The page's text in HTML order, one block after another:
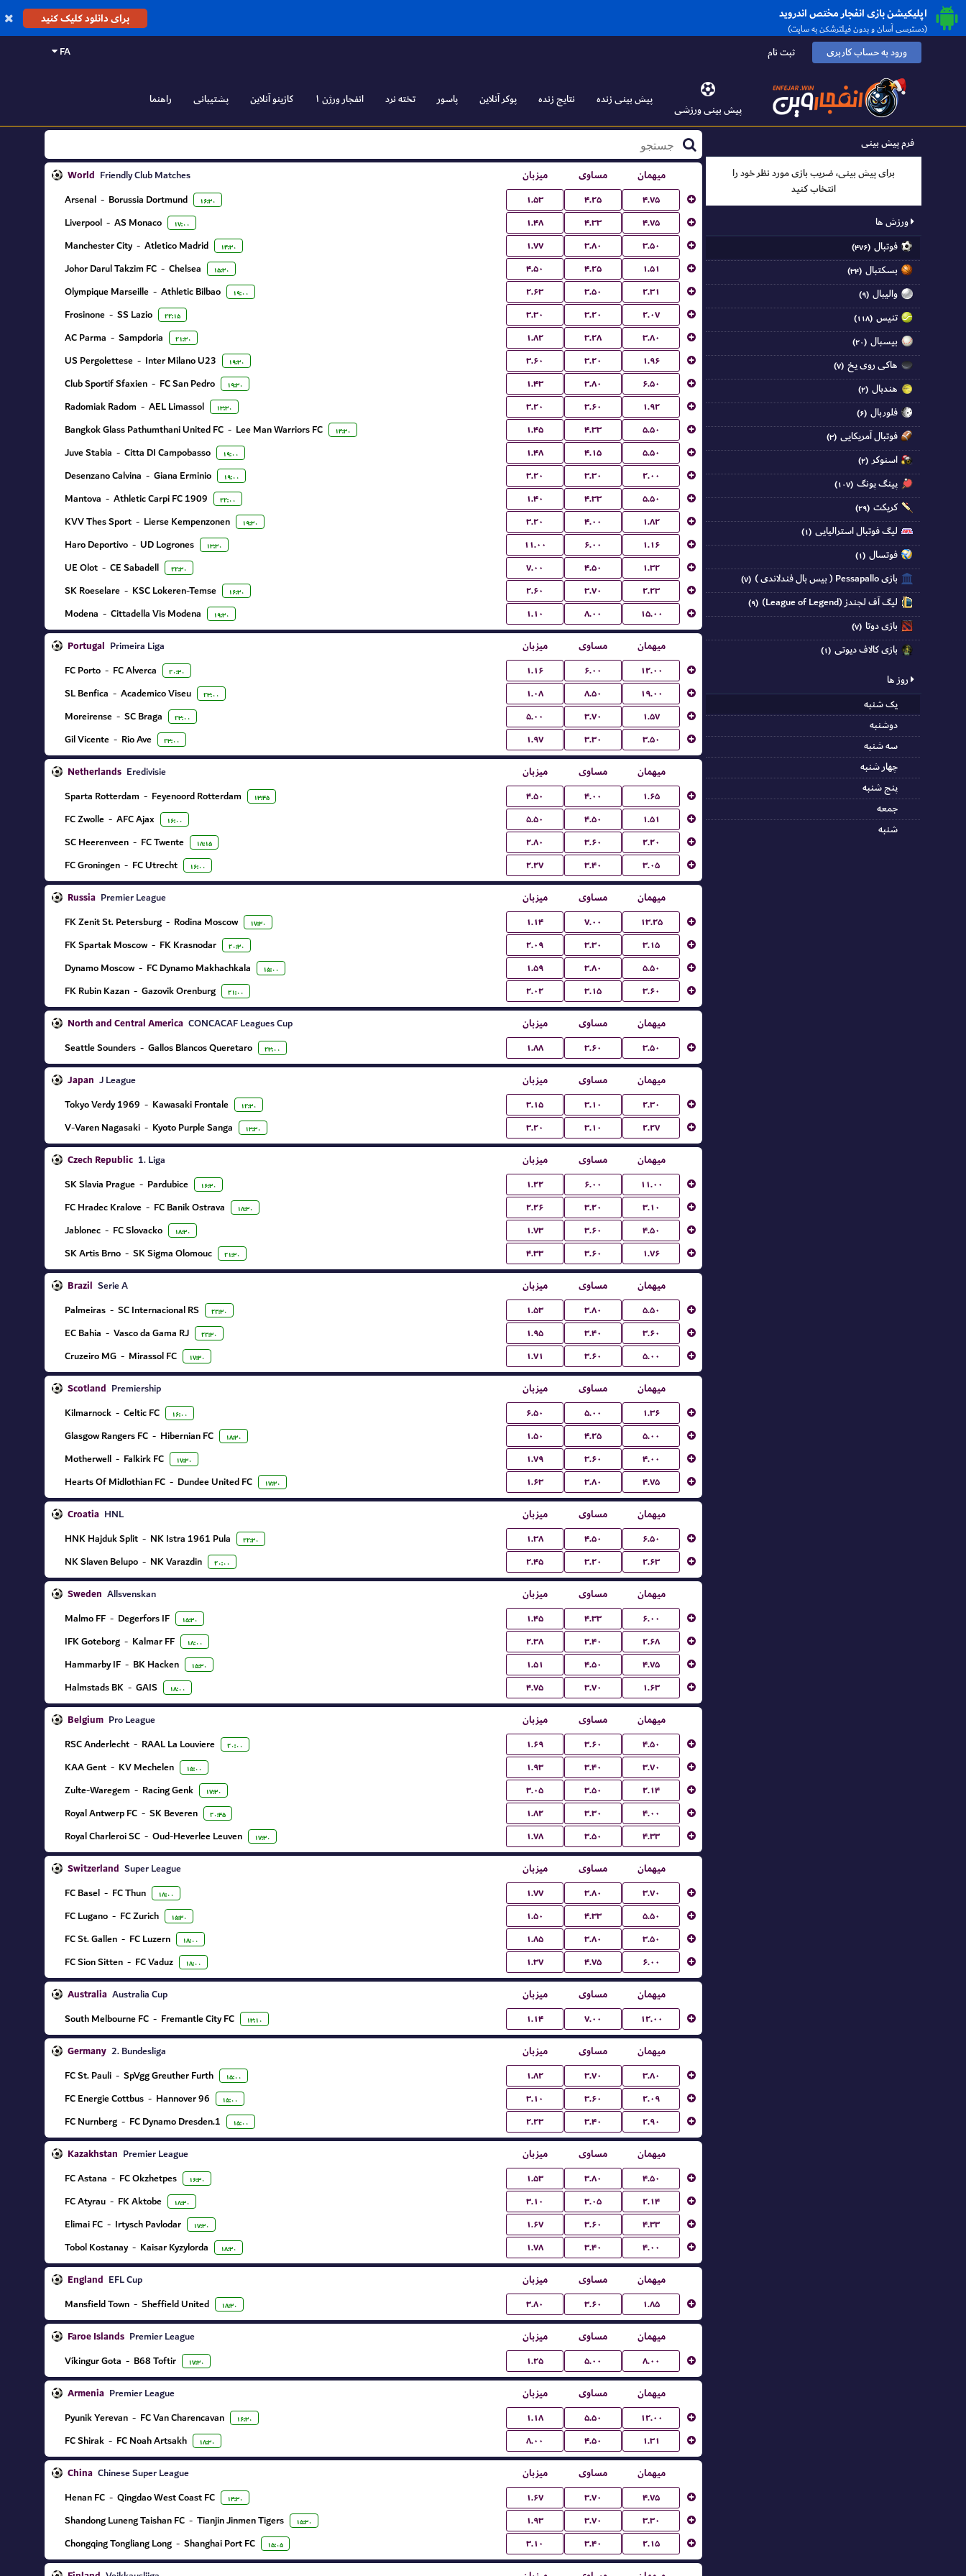
اپلیکیشن بازی انفجار مختص اندروید
(دسترسی آسان و بدون فیلترشکن به سایت)
برای دانلود کلیک کنید
FA ورود به حساب کاربری ثبت نام
پیش بینی ورزشی
پیش بینی زنده نتایج زنده پوکر آنلاین پاسور تخته نرد انفجار ورژن ۱ کازینو آنلاین پشتیبانی راهنما
فرم پیش بینی
برای پیش بینی، ضریب بازی مورد نظر خود را
انتخاب کنید
ورزش ها
فوتبال (۴۷۶)
بسکتبال (۳۴)
والیبال (۹)
تنیس (۱۱۸)
بیسبال (۲۰)
هاکی روی یخ (۷)
هندبال (۲)
فلوربال (۶)
فوتبال آمریکایی (۳)
اسنوکر (۲)
پینگ پونگ (۱۰۷)
کریکت (۲۹)
لیگ فوتبال استرالیایی (۱)
فوتسال (۱)
بازی Pessapallo ( بیس بال فندلاندی ) (۷)
لیگ آف لجندز (League of Legend) (۹)
بازی دوتا (۷)
بازی کالاف دیوتی (۱)
روز ها
یک شنبه
دوشنبه
سه شنبه
چهار شنبه
پنج شنبه
جمعه
شنبه
World Friendly Club Matches میزبان مساوی میهمان
Arsenal - Borussia Dortmund ۱۶:۳۰ ۱.۵۳ ۴.۲۵ ۴.۷۵
Liverpool - AS Monaco ۱۷:۰۰ ۱.۴۸ ۴.۳۳ ۴.۷۵
Manchester City - Atletico Madrid ۱۴:۳۰ ۱.۷۷ ۳.۸۰ ۳.۵۰
Johor Darul Takzim FC - Chelsea ۱۵:۳۰ ۴.۵۰ ۴.۲۵ ۱.۵۱
Olympique Marseille - Athletic Bilbao ۱۹:۰۰ ۲.۶۳ ۳.۵۰ ۲.۳۱
Frosinone - SS Lazio ۲۲:۱۵ ۳.۳۰ ۳.۲۰ ۲.۰۷
AC Parma - Sampdoria ۲۱:۳۰ ۱.۸۲ ۳.۲۸ ۳.۸۰
US Pergolettese - Inter Milano U23 ۱۹:۳۰ ۳.۶۰ ۳.۲۰ ۱.۹۶
Club Sportif Sfaxien - FC San Pedro ۱۹:۳۰ ۱.۴۳ ۳.۸۰ ۶.۵۰
Radomiak Radom - AEL Limassol ۱۳:۳۰ ۳.۲۰ ۳.۶۰ ۱.۹۲
Bangkok Glass Pathumthani United FC - Lee Man Warriors FC ۱۴:۳۰ ۱.۴۵ ۴.۳۳ ۵.۵۰
Juve Stabia - Citta DI Campobasso ۱۹:۰۰ ۱.۴۸ ۴.۱۵ ۵.۵۰
Desenzano Calvina - Giana Erminio ۱۹:۰۰ ۳.۲۰ ۳.۳۰ ۲.۰۰
Mantova - Athletic Carpi FC 1909 ۲۲:۰۰ ۱.۴۰ ۴.۳۳ ۵.۵۰
KVV Thes Sport - Lierse Kempenzonen ۱۹:۳۰ ۳.۲۰ ۴.۰۰ ۱.۸۲
Haro Deportivo - UD Logrones ۱۳:۳۰ ۱۱.۰۰ ۶.۰۰ ۱.۱۶
UE Olot - CE Sabadell ۲۲:۳۰ ۷.۰۰ ۴.۵۰ ۱.۳۲
SK Roeselare - KSC Lokeren-Temse ۱۶:۳۰ ۲.۶۰ ۳.۷۰ ۲.۲۳
Modena - Cittadella Vis Modena ۱۹:۳۰ ۱.۱۰ ۸.۰۰
۱۵.۰۰
Portugal Primeira Liga میزبان مساوی میهمان
FC Porto - FC Alverca ۲۰:۳۰ ۱.۱۶ ۶.۰۰ ۱۲.۰۰
SL Benfica - Academico Viseu ۲۳:۰۰ ۱.۰۸ ۸.۵۰ ۱۹.۰۰
Moreirense - SC Braga ۲۳:۰۰ ۵.۰۰ ۳.۷۰ ۱.۵۷
Gil Vicente - Rio Ave ۲۳:۰۰ ۱.۹۷ ۳.۳۰
۳.۵۰
Netherlands Eredivisie میزبان مساوی میهمان
Sparta Rotterdam - Feyenoord Rotterdam ۱۳:۴۵ ۴.۵۰ ۴.۰۰ ۱.۶۵
FC Zwolle - AFC Ajax ۱۶:۰۰ ۵.۵۰ ۴.۵۰ ۱.۵۱
SC Heerenveen - FC Twente ۱۸:۱۵ ۲.۸۰ ۳.۶۰ ۲.۲۰
FC Groningen - FC Utrecht ۱۶:۰۰ ۲.۲۷ ۳.۴۰
۳.۰۵
Russia Premier League میزبان مساوی میهمان
FK Zenit St. Petersburg - Rodina Moscow ۱۷:۳۰ ۱.۱۴ ۷.۰۰ ۱۳.۲۵
FK Spartak Moscow - FK Krasnodar ۲۰:۳۰ ۲.۰۹ ۳.۳۰ ۳.۱۵
Dynamo Moscow - FC Dynamo Makhachkala ۱۵:۰۰ ۱.۵۹ ۳.۸۰ ۵.۵۰
FK Rubin Kazan - Gazovik Orenburg ۲۱:۰۰ ۲.۰۲ ۳.۱۵
۳.۶۰
North and Central America CONCACAF Leagues Cup میزبان مساوی میهمان
Seattle Sounders - Gallos Blancos Queretaro ۲۳:۰۰ ۱.۸۸ ۳.۶۰
۳.۵۰
Japan J League میزبان مساوی میهمان
Tokyo Verdy 1969 - Kawasaki Frontale ۱۲:۳۰ ۳.۱۵ ۳.۱۰ ۲.۳۰
V-Varen Nagasaki - Kyoto Purple Sanga ۱۳:۳۰ ۳.۲۰ ۳.۱۰
۲.۲۷
Czech Republic 1. Liga میزبان مساوی میهمان
SK Slavia Prague - Pardubice ۱۶:۳۰ ۱.۲۲ ۶.۰۰ ۱۱.۰۰
FC Hradec Kralove - FC Banik Ostrava ۱۸:۳۰ ۲.۲۶ ۳.۲۰ ۳.۱۰
Jablonec - FC Slovacko ۱۸:۳۰ ۱.۷۳ ۳.۶۰ ۴.۵۰
SK Artis Brno - SK Sigma Olomouc ۲۱:۳۰ ۴.۳۳ ۳.۶۰
۱.۷۶
Brazil Serie A میزبان مساوی میهمان
Palmeiras - SC Internacional RS ۲۲:۳۰ ۱.۵۳ ۳.۸۰ ۵.۵۰
EC Bahia - Vasco da Gama RJ ۲۲:۳۰ ۱.۹۵ ۳.۴۰ ۳.۶۰
Cruzeiro MG - Mirassol FC ۱۷:۳۰ ۱.۷۱ ۳.۶۰
۵.۰۰
Scotland Premiership میزبان مساوی میهمان
Kilmarnock - Celtic FC ۱۶:۰۰ ۶.۵۰ ۵.۰۰ ۱.۳۶
Glasgow Rangers FC - Hibernian FC ۱۸:۳۰ ۱.۵۰ ۴.۲۵ ۵.۰۰
Motherwell - Falkirk FC ۱۷:۳۰ ۱.۷۹ ۳.۶۰ ۴.۰۰
Hearts Of Midlothian FC - Dundee United FC ۱۷:۳۰ ۱.۶۳ ۳.۸۰
۴.۷۵
Croatia HNL میزبان مساوی میهمان
HNK Hajduk Split - NK Istra 1961 Pula ۲۲:۳۰ ۱.۳۸ ۴.۵۰ ۶.۵۰
NK Slaven Belupo - NK Varazdin ۲۰:۰۰ ۲.۴۵ ۳.۲۰
۲.۶۳
Sweden Allsvenskan میزبان مساوی میهمان
Malmo FF - Degerfors IF ۱۵:۳۰ ۱.۴۵ ۴.۳۳ ۶.۰۰
IFK Goteborg - Kalmar FF ۱۸:۰۰ ۲.۳۸ ۳.۴۰ ۲.۶۸
Hammarby IF - BK Hacken ۱۵:۳۰ ۱.۵۱ ۴.۵۰ ۴.۷۵
Halmstads BK - GAIS ۱۸:۰۰ ۴.۷۵ ۳.۷۰
۱.۶۳
Belgium Pro League میزبان مساوی میهمان
RSC Anderlecht - RAAL La Louviere ۲۰:۰۰ ۱.۶۹ ۳.۶۰ ۴.۵۰
KAA Gent - KV Mechelen ۱۵:۰۰ ۱.۹۳ ۳.۴۰ ۳.۷۰
Zulte-Waregem - Racing Genk ۱۷:۳۰ ۳.۰۵ ۳.۵۰ ۲.۱۴
Royal Antwerp FC - SK Beveren ۲۰:۴۵ ۱.۸۲ ۳.۳۰ ۴.۰۰
Royal Charleroi SC - Oud-Heverlee Leuven ۱۷:۳۰ ۱.۷۸ ۳.۵۰
۴.۳۳
Switzerland Super League میزبان مساوی میهمان
FC Basel - FC Thun ۱۸:۰۰ ۱.۷۷ ۳.۸۰ ۳.۷۰
FC Lugano - FC Zurich ۱۵:۳۰ ۱.۵۰ ۴.۳۳ ۵.۵۰
FC St. Gallen - FC Luzern ۱۸:۰۰ ۱.۸۵ ۳.۸۰ ۳.۵۰
FC Sion Sitten - FC Vaduz ۱۸:۰۰ ۱.۳۷ ۴.۷۵
۶.۰۰
Australia Australia Cup میزبان مساوی میهمان
South Melbourne FC - Fremantle City FC ۱۳:۱۰ ۱.۱۴ ۷.۰۰
۱۲.۰۰
Germany 2. Bundesliga میزبان مساوی میهمان
FC St. Pauli - SpVgg Greuther Furth ۱۵:۰۰ ۱.۸۲ ۳.۷۰ ۳.۸۰
FC Energie Cottbus - Hannover 96 ۱۵:۰۰ ۳.۱۰ ۳.۶۰ ۲.۰۹
FC Nurnberg - 1.FC Dynamo Dresden ۱۵:۰۰ ۲.۲۳ ۳.۴۰
۲.۹۰
Kazakhstan Premier League میزبان مساوی میهمان
FC Astana - FC Okzhetpes ۱۶:۳۰ ۱.۵۳ ۳.۸۰ ۴.۵۰
FC Atyrau - FK Aktobe ۱۸:۳۰ ۳.۱۰ ۳.۰۵ ۲.۱۴
Elimai FC - Irtysch Pavlodar ۱۷:۳۰ ۱.۶۷ ۳.۶۰ ۴.۳۳
Tobol Kostanay - Kaisar Kyzylorda ۱۸:۳۰ ۱.۷۸ ۳.۴۰
۴.۰۰
England EFL Cup میزبان مساوی میهمان
Mansfield Town - Sheffield United ۱۸:۳۰ ۳.۸۰ ۳.۶۰
۱.۸۵
Faroe Islands Premier League میزبان مساوی میهمان
Víkingur Gota - B68 Toftir ۱۷:۳۰ ۱.۲۵ ۵.۰۰
۸.۰۰
Armenia Premier League میزبان مساوی میهمان
Pyunik Yerevan - FC Van Charencavan ۱۶:۳۰ ۱.۱۸ ۵.۵۰ ۱۲.۰۰
FC Shirak - FC Noah Artsakh ۱۸:۳۰ ۸.۰۰ ۴.۵۰
۱.۳۱
China Chinese Super League میزبان مساوی میهمان
Henan FC - Qingdao West Coast FC ۱۴:۳۰ ۱.۶۷ ۳.۷۰ ۴.۷۵
Shandong Luneng Taishan FC - Tianjin Jinmen Tigers ۱۵:۳۰ ۱.۹۳ ۳.۷۰ ۳.۳۰
Chongqing Tongliang Long - Shanghai Port FC ۱۵:۰۵ ۳.۱۰ ۳.۴۰
۲.۱۵